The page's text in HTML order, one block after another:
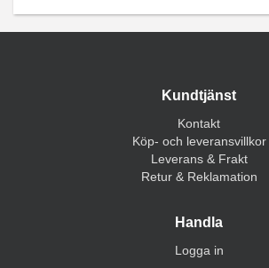
Kundtjänst
Kontakt
Köp- och leveransvillkor
Leverans & Frakt
Retur & Reklamation
Handla
Logga in